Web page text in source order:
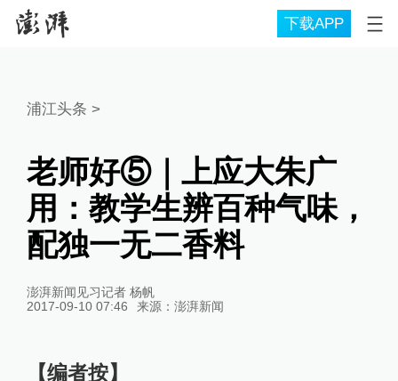
下载APP
浦江头条 >
老师好⑤｜上应大朱广
用：教学生辨百种气味，
配独一无二香料
澎湃新闻见习记者 杨帆
2017-09-10 07:46
来源： 澎湃新闻
【编者按】